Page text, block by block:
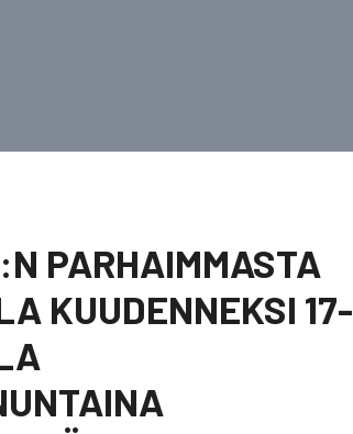
PARHAIMMASTA
KUUDENNEKSI 17-